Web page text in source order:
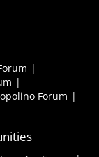
Forum